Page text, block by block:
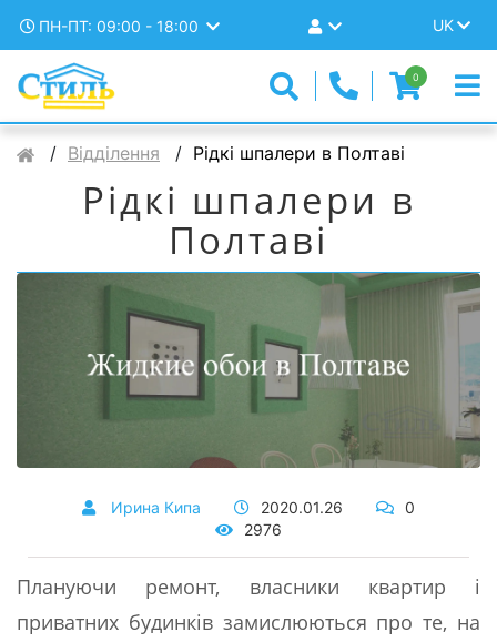
ПН-ПТ: 09:00 - 18:00 UK
0
Відділення Рідкі шпалери в Полтаві
Рідкі шпалери в
Полтаві
Ирина Кипа 2020.01.26
0
2976
Плануючи ремонт, власники квартир і
приватних будинків замислюються про те, на